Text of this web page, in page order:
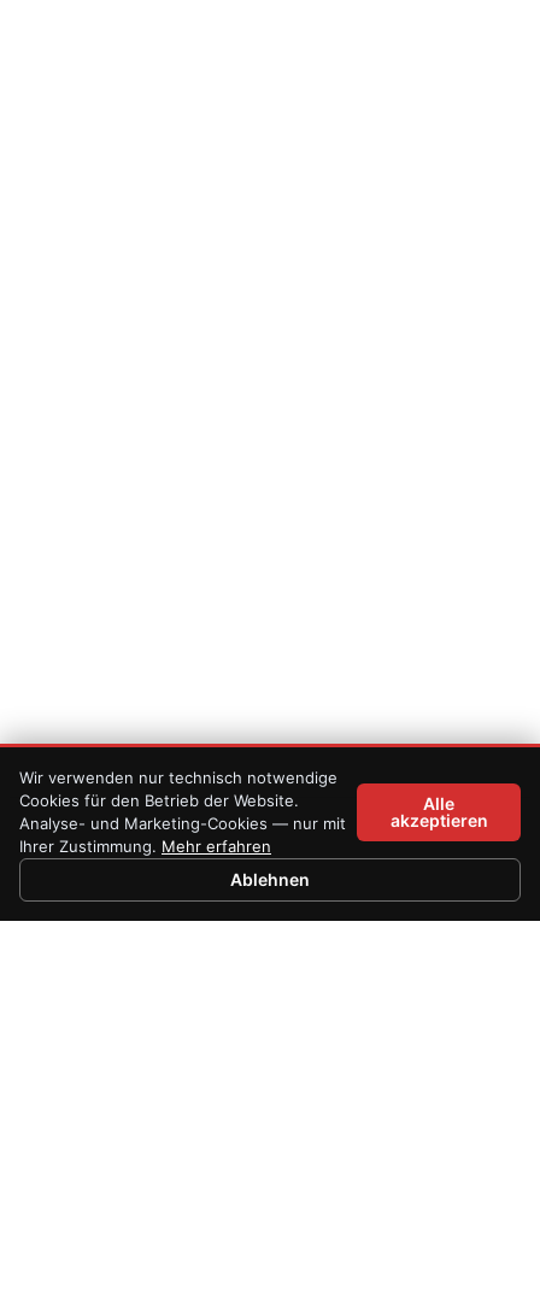
Wir verwenden nur technisch notwendige
Cookies für den Betrieb der Website.
Analyse- und Marketing-Cookies — nur mit
Ihrer Zustimmung. Mehr erfahren
Alle
akzeptieren
Ablehnen